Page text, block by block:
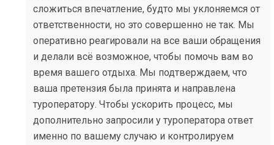
сложиться впечатление, будто мы уклоняемся от
ответственности, но это совершенно не так. Мы
оперативно реагировали на все ваши обращения
и делали всё возможное, чтобы помочь вам во
время вашего отдыха. Мы подтверждаем, что
ваша претензия была принята и направлена
туроператору. ​Чтобы ускорить процесс, мы
дополнительно запросили у туроператора ответ
именно по вашему случаю и контролируем